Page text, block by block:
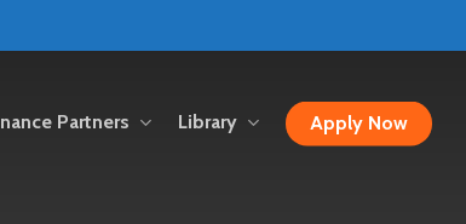
Partners Library Apply Now